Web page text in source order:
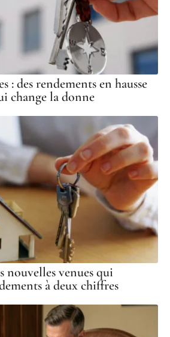
: des rendements en hausse
change la donne
nouvelles venues qui
à deux chiffres